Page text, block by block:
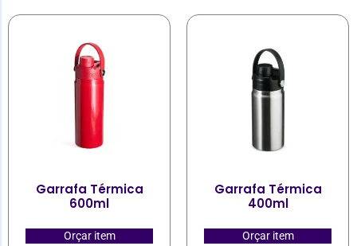
Garrafa Térmica
600ml
Orçar item
Garrafa Térmica
400ml
Orçar item